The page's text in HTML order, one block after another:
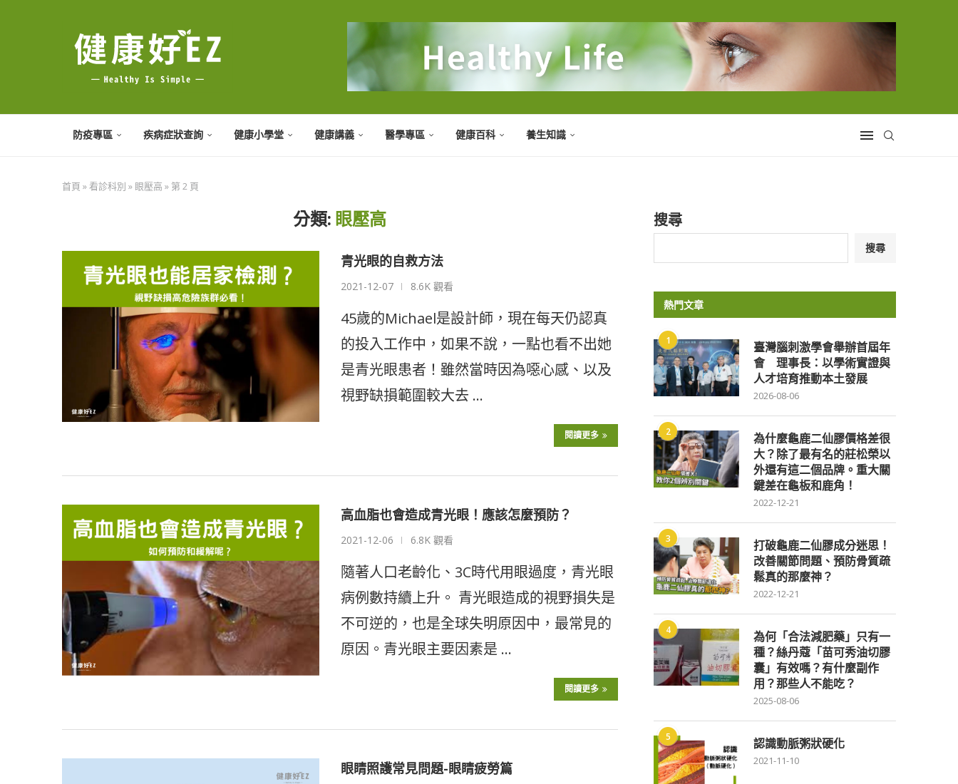
防疫專區 疾病症狀查詢 健康小學堂 健康講義 醫學專區 健康百科 養生知識
首頁 »看診科別 » 眼壓高 » 第 2 頁
分類: 眼壓高
青光眼的自救方法
2021-12-07 8.6K 觀看
45歲的Michael是設計師，現在每天仍認真
的投入工作中，如果不說，一點也看不出她
是青光眼患者！雖然當時因為噁心感、以及
視野缺損範圍較大去 …
閱讀更多
高血脂也會造成青光眼！應該怎麼預防？
2021-12-06 6.8K 觀看
隨著人口老齡化、3C時代用眼過度，青光眼
病例數持續上升。 青光眼造成的視野損失是
不可逆的，也是全球失明原因中，最常見的
原因。青光眼主要因素是 …
閱讀更多
眼睛照護常見問題-眼睛疲勞篇
搜尋
搜尋
熱門文章
1
臺灣腦刺激學會舉辦首屆年
會 理事長：以學術實證與
人才培育推動本土發展
2026-08-06
2
為什麼龜鹿二仙膠價格差很
大？除了最有名的莊松榮以
外還有這二個品牌。重大關
鍵差在龜板和鹿角！
2022-12-21
3
打破龜鹿二仙膠成分迷思！
改善關節問題、預防骨質疏
鬆真的那麼神？
2022-12-21
4
為何「合法減肥藥」只有一
種？絲丹蔻「苗可秀油切膠
囊」有效嗎？有什麼副作
用？那些人不能吃？
2025-08-06
5 認識動脈粥狀硬化
2021-11-10